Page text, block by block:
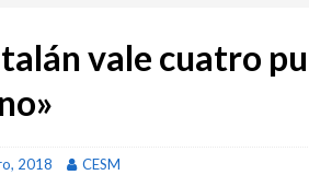
vale cuatro
2018 CESM